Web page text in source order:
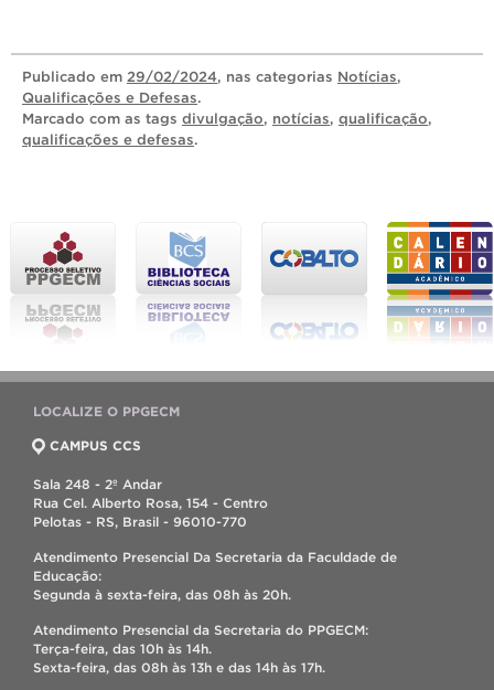
Publicado em 29/02/2024, nas categorias Notícias,
Qualificações e Defesas.
Marcado com as tags divulgação, notícias, qualificação,
qualificações e defesas.
LOCALIZE O PPGECM
CAMPUS CCS
Sala 248 - 2º Andar
Rua Cel. Alberto Rosa, 154 - Centro
Pelotas - RS, Brasil - 96010-770
Atendimento Presencial Da Secretaria da Faculdade de
Educação:
Segunda à sexta-feira, das 08h às 20h.
Atendimento Presencial da Secretaria do PPGECM:
Terça-feira, das 10h às 14h.
Sexta-feira, das 08h às 13h e das 14h às 17h.